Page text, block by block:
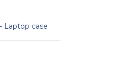
Laptop case